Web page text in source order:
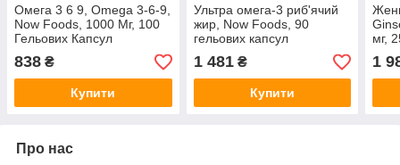
Омега 3 6 9, Omega 3-6-9,
Now Foods, 1000 Мг, 100
Гельових Капсул
838 ₴
Купити
Ультра омега-3 риб'ячий
жир, Now Foods, 90
гельових капсул
1 481₴
Купити
мг,
1
Про нас